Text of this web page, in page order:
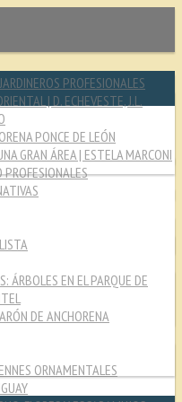
PROFESIONALES
| D. ECHEVESTE, J.L.
PONCE DE LEÓN
GRAN ÁREA | ESTELA MARCONI
PROFESIONALES
ÁRBOLES EN EL PARQUE DE
DE ANCHORENA
ORNAMENTALES